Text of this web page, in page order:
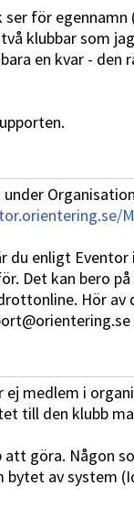
ser för
klubbar som
en kvar -
under
du enligt
Det kan bero
Hör av
ej medlem i
till den klubb
att göra. Någon
bytet av system